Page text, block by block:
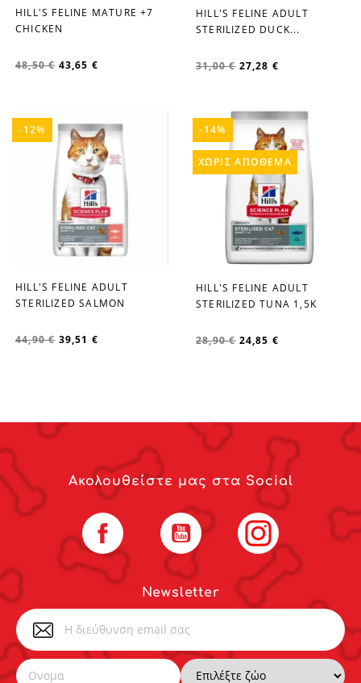
favorite_border
HILL'S FELINE MATURE +7
CHICKEN
48,50 € 43,65 €
favorite_border
HILL'S FELINE ADULT
STERILIZED DUCK...
31,00 € 27,28 €
favorite_border
HILL'S FELINE ADULT
STERILIZED SALMON
44,90 € 39,51 €
-12%
favorite_border
HILL'S FELINΕ ADULT
STERILIZED TUNA 1,5K
28,90 € 24,85 €
-14%
ΧΩΡΊΣ ΑΠΌΘΕΜΑ
Newsletter
Ακολουθείστε μας στα Social
Facebook YouTube Instagram